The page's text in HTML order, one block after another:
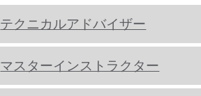
テクニカルアドバイザー
マスターインストラクター